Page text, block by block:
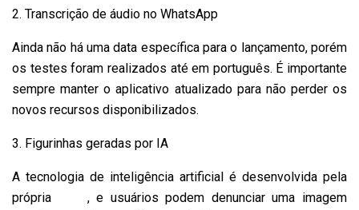
2. Transcrição de áudio no WhatsApp
Ainda não há uma data específica para o lançamento, porém
os testes foram realizados até em português. É importante
sempre manter o aplicativo atualizado para não perder os
novos recursos disponibilizados.
3. Figurinhas geradas por IA
A tecnologia de inteligência artificial é desenvolvida pela
própria
, e usuários podem denunciar uma imagem